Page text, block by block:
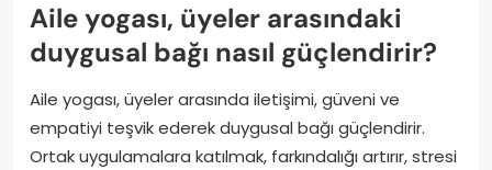
Aile yogası, üyeler arasındaki
duygusal bağı nasıl güçlendirir?
Aile yogası, üyeler arasında iletişimi, güveni ve
empatiyi teşvik ederek duygusal bağı güçlendirir.
Ortak uygulamalara katılmak, farkındalığı artırır, stresi